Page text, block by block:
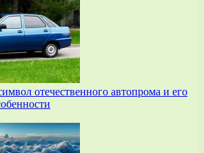
отечественного автопрома и его